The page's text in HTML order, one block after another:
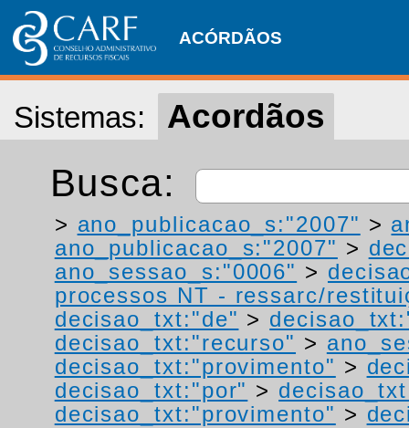
ACÓRDÃOS
Sistemas: Acordãos
Busca:
> ano_publicacao_s:"2007" >
ano_publicacao_s:"2007" >
ano_sessao_s:"0006" >
processos NT - ressarc/
decisao_txt:"de" >
decisao_txt:"recurso" >
decisao_txt:"provimento" >
decisao_txt:"por" >
decisao_txt:"provimento" >